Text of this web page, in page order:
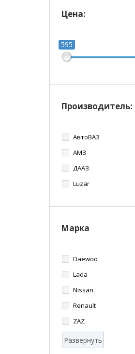
Цена:
595
Производитель:
АвтоВАЗ
АМЗ
ДААЗ
Luzar
Марка
Daewoo
Lada
Nissan
Renault
ZAZ
Развернуть